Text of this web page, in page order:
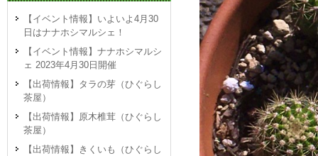
【イベント情報】いよいよ4月30
日はナナホシマルシェ！
【イベント情報】ナナホシマルシ
ェ 2023年4月30日開催
【出荷情報】タラの芽（ひぐらし
茶屋）
【出荷情報】原木椎茸（ひぐらし
茶屋）
【出荷情報】きくいも（ひぐらし